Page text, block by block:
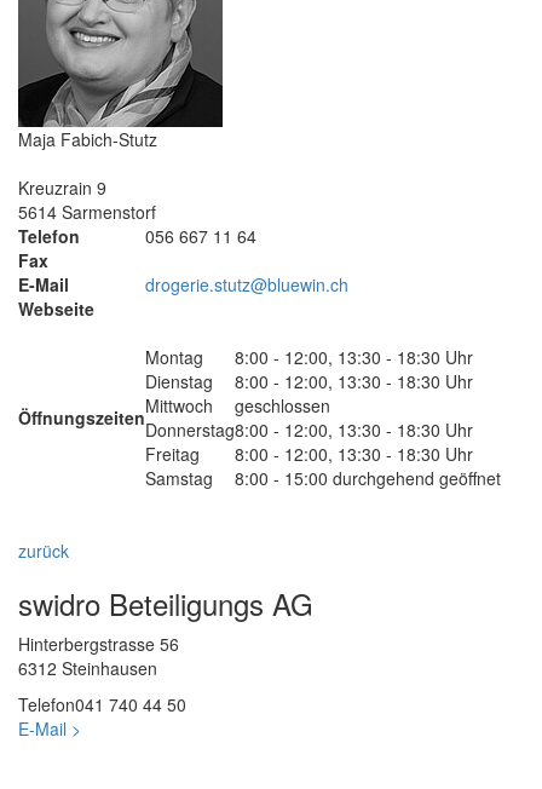
Maja Fabich-Stutz
Kreuzrain 9
5614 Sarmenstorf
Telefon
056 667 11 64
Fax
E-Mail
drogerie.stutz@bluewin.ch
Webseite
Öffnungszeiten
Montag
8:00 - 12:00, 13:30 - 18:30 Uhr
Dienstag
8:00 - 12:00, 13:30 - 18:30 Uhr
Mittwoch
geschlossen
Donnerstag8:00 - 12:00, 13:30 - 18:30 Uhr
Freitag
8:00 - 12:00, 13:30 - 18:30 Uhr
Samstag
8:00 - 15:00 durchgehend geöffnet
zurück
swidro Beteiligungs AG
Hinterbergstrasse 56
6312 Steinhausen
Telefon041 740 44 50
E-Mail >